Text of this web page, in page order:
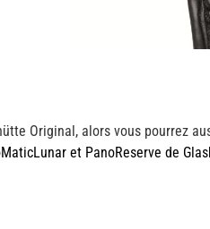
Original, alors vous pourrez
et PanoReserve de